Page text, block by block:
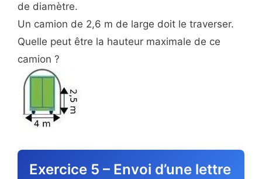
de diamètre.
Un camion de 2,6 m de large doit le traverser.
Quelle peut être la hauteur maximale de ce
camion ?
Exercice 5 – Envoi d’une lettre